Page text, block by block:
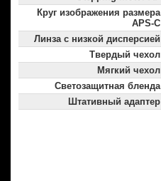
Круг изображения размера
APS-C
Линза с низкой дисперсией
Твердый чехол
Мягкий чехол
Светозащитная бленда
Штативный адаптер